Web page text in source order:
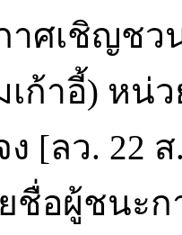
าศเชิญช
ก้าอี้) หน่
ง [ลว. 22
ชื่อผู้ชนะก